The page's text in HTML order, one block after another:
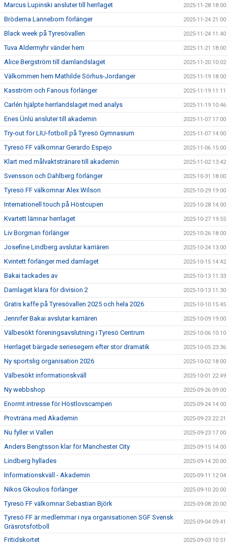
Marcus Lupinski ansluter till herrlaget 2025-11-28 18:00
Bröderna Lanneborn förlänger 2025-11-24 21:00
Black week på Tyresövallen 2025-11-24 11:40
Tuva Aldermyhr vänder hem 2025-11-21 18:00
Alice Bergström till damlandslaget 2025-11-20 10:02
Välkommen hem Mathilde Sörhus-Jordanger 2025-11-19 18:00
Kasström och Fanous förlänger 2025-11-19 11:11
Carlén hjälpte herrlandslaget med analys 2025-11-19 10:46
Enes Ünlü ansluter till akademin 2025-11-07 17:00
Try-out för LIU-fotboll på Tyresö Gymnasium 2025-11-07 14:00
Tyresö FF välkomnar Gerardo Espejo 2025-11-06 15:00
Klart med målvaktstränare till akademin 2025-11-02 13:42
Svensson och Dahlberg förlänger 2025-10-31 18:00
Tyresö FF välkomnar Alex Wilson 2025-10-29 19:00
Internationell touch på Höstcupen 2025-10-28 14:00
Kvartett lämnar herrlaget 2025-10-27 19:55
Liv Borgman förlänger 2025-10-26 18:00
Josefine Lindberg avslutar karriären 2025-10-24 13:00
Kvintett förlänger med damlaget 2025-10-15 14:42
Bakai tackades av 2025-10-13 11:33
Damlaget klara för division 2 2025-10-13 11:30
Gratis kaffe på Tyresövallen 2025 och hela 2026 2025-10-10 15:45
Jennifer Bakai avslutar karriären 2025-10-09 19:00
Välbesökt föreningsavslutning i Tyresö Centrum 2025-10-06 10:10
Herrlaget bärgade seriesegern efter stor dramatik 2025-10-05 23:36
Ny sportslig organisation 2026 2025-10-02 18:00
Välbesökt informationskväll 2025-10-01 22:49
Ny webbshop 2025-09-26 09:00
Enormt intresse för Höstlovscampen 2025-09-24 14:00
Provträna med Akademin 2025-09-23 22:21
Nu fyller vi Vallen 2025-09-23 17:00
Anders Bengtsson klar för Manchester City 2025-09-15 14:00
Lindberg hyllades 2025-09-14 20:00
Informationskväll - Akademin 2025-09-11 12:04
Nikos Gkoulios förlänger 2025-09-10 20:00
Tyresö FF välkomnar Sebastian Björk 2025-09-08 20:00
Tyresö FF är medlemmar i nya organisationen SGF Svensk
Gräsrotsfotboll
2025-09-04 09:41
Fritidskortet 2025-09-03 10:51